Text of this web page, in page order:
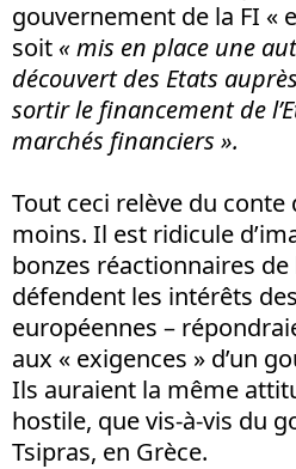
gouvernement de la FI «
soit « mis en place une
découvert des Etats
sortir le financement de
marchés financiers ».
Tout ceci relève du conte
moins. Il est ridicule
bonzes réactionnaires de
défendent les intérêts
européennes –
aux « exigences » d’un
Ils auraient la même
hostile, que vis-à-vis du
Tsipras, en Grèce.